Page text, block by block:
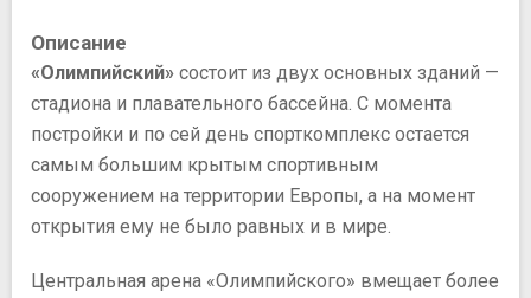
Описание
«Олимпийский» состоит из двух основных зданий —
стадиона и плавательного бассейна. С момента
постройки и по сей день спорткомплекс остается
самым большим крытым спортивным
сооружением на территории Европы, а на момент
открытия ему не было равных и в мире.
Центральная арена «Олимпийского» вмещает более